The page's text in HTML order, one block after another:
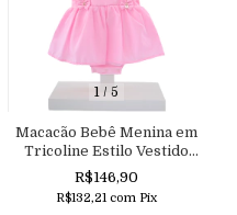
1/ 5
Macacão Bebê Menina em
Tricoline Estilo Vestido
com Abertura nas Costas
Aconchego
R$146,90
R$132,21 com Pix